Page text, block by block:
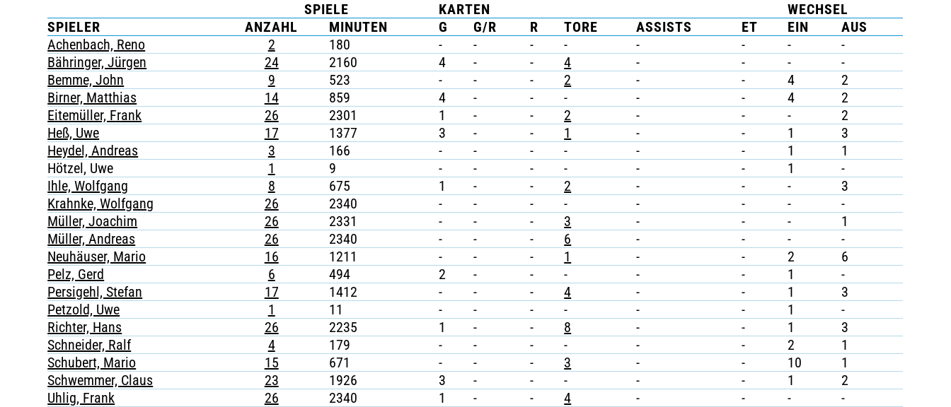
SPIELE KARTEN
WECHSEL
SPIELER
ANZAHL MINUTEN G G/R R TORE ASSISTS ET EIN
AUS
Achenbach, Reno
2 180 - - - - - - -
-
Bähringer, Jürgen
24 2160 4 - - 4 - - -
-
Bemme, John
9 523 - - - 2 - - 4
2
Birner, Matthias
14 859 4 - - - - - 4
2
Eitemüller, Frank
26 2301 1 - - 2 - - -
2
Heß, Uwe
17 1377 3 - - 1 - - 1
3
Heydel, Andreas
3 166 - - - - - - 1
1
Hötzel, Uwe
1 9 - - - - - - 1
-
Ihle, Wolfgang
8 675 1 - - 2 - - -
3
Krahnke, Wolfgang
26 2340 - - - - - - -
-
Müller, Joachim
26 2331 - - - 3 - - -
1
Müller, Andreas
26 2340 - - - 6 - - -
-
Neuhäuser, Mario
16 1211 - - - 1 - - 2
6
Pelz, Gerd
6 494 2 - - - - - 1
-
Persigehl, Stefan
17 1412 - - - 4 - - 1
3
Petzold, Uwe
1 11 - - - - - - 1
-
Richter, Hans
26 2235 1 - - 8 - - 1
3
Schneider, Ralf
4 179 - - - - - - 2
1
Schubert, Mario
15 671 - - - 3 - - 10
1
Schwemmer, Claus
23 1926 3 - - - - - 1
2
Uhlig, Frank
26 2340 1 - - 4 - - - -